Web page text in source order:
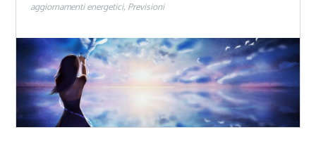
aggiornamenti energetici Previsioni